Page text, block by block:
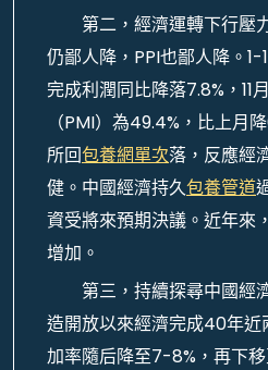
第二，經濟運轉下行壓
仍鄙人降，PPI也鄙人降。
完成利潤同比降落7.8%，11
（PMI）為49.4%，比上月
所回包養網單次落，反應經
健。中國經濟持久包養管道
資受將來預期決議。近年來
增加。
第三，持續探尋中國經
造開放以來經濟完成40年近
加率隨后降至7-8%，再下移